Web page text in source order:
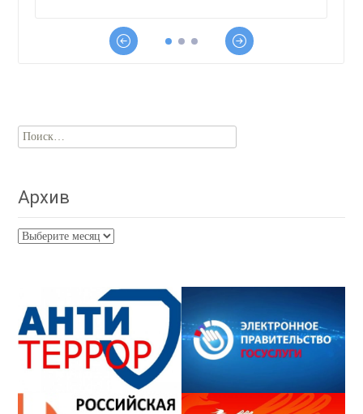
Найти:
Архив
Архив